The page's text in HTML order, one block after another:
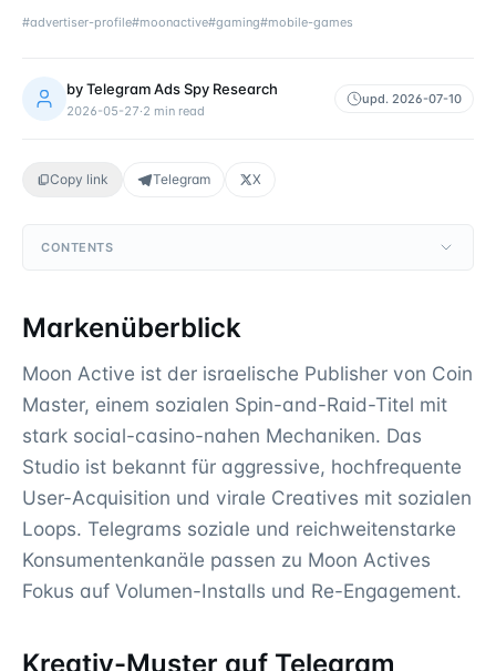
#advertiser-profile#moonactive#gaming#mobile-games
byTelegram Ads Spy Research
2026-05-27·2 min read
upd. 2026-07-10
Copy link Telegram X
CONTENTS
Markenüberblick
Moon Active ist der israelische Publisher von Coin
Master, einem sozialen Spin-and-Raid-Titel mit
stark social-casino-nahen Mechaniken. Das
Studio ist bekannt für aggressive, hochfrequente
User-Acquisition und virale Creatives mit sozialen
Loops. Telegrams soziale und reichweitenstarke
Konsumentenkanäle passen zu Moon Actives
Fokus auf Volumen-Installs und Re-Engagement.
Kreativ-Muster auf Telegram